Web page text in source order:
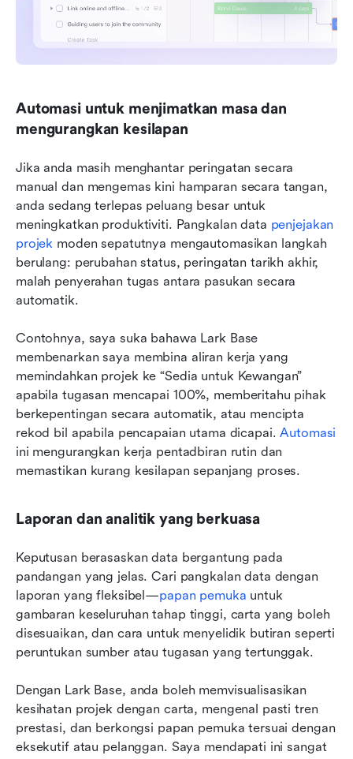
Automasi untuk menjimatkan masa dan
mengurangkan kesilapan
Jika anda masih menghantar peringatan secara
manual dan mengemas kini hamparan secara tangan,
anda sedang terlepas peluang besar untuk
meningkatkan produktiviti. Pangkalan data penjejakan
projek moden sepatutnya mengautomasikan langkah
berulang: perubahan status, peringatan tarikh akhir,
malah penyerahan tugas antara pasukan secara
automatik.
Contohnya, saya suka bahawa Lark Base
membenarkan saya membina aliran kerja yang
memindahkan projek ke “Sedia untuk Kewangan”
apabila tugasan mencapai 100%, memberitahu pihak
berkepentingan secara automatik, atau mencipta
rekod bil apabila pencapaian utama dicapai. Automasi
ini mengurangkan kerja pentadbiran rutin dan
memastikan kurang kesilapan sepanjang proses.
Laporan dan analitik yang berkuasa
Keputusan berasaskan data bergantung pada
pandangan yang jelas. Cari pangkalan data dengan
laporan yang fleksibel—papan pemuka untuk
gambaran keseluruhan tahap tinggi, carta yang boleh
disesuaikan, dan cara untuk menyelidik butiran seperti
peruntukan sumber atau tugasan yang tertunggak.
Dengan Lark Base, anda boleh memvisualisasikan
kesihatan projek dengan carta, mengenal pasti tren
prestasi, dan berkongsi papan pemuka tersuai dengan
eksekutif atau pelanggan. Saya mendapati ini sangat